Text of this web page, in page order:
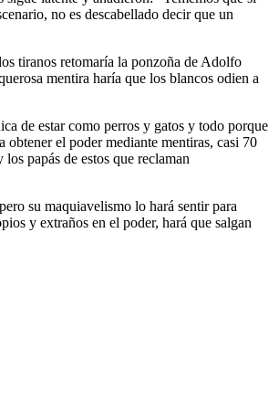
no es descabellado decir que un
tiranos retomaría la ponzoña de Adolfo
mentira haría que los blancos odien a
de estar como perros y gatos y todo porque
el poder mediante mentiras, casi 70
papás de estos que reclaman
su maquiavelismo lo hará sentir para
y extraños en el poder, hará que salgan